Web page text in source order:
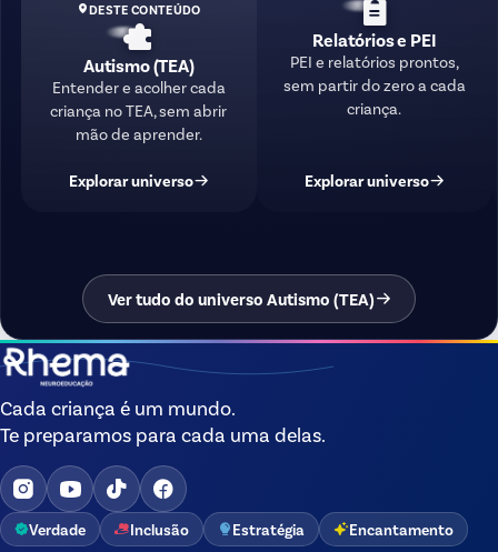
DESTE CONTEÚDO
Autismo (TEA)
Entender e acolher cada
criança no TEA, sem abrir
mão de aprender.
Explorar universo
Relatórios e PEI
PEI e relatórios prontos,
sem partir do zero a cada
criança.
Explorar universo
Ver tudo do universo Autismo (TEA)
Cada criança é um mundo.
Te preparamos para cada uma delas.
Verdade Inclusão Estratégia Encantamento